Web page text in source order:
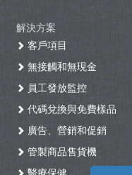
解決方案
客戶項目
無接觸和無現金
員工發放監控
代碼兌換與免費樣品
廣告、營銷和促銷
管製商品售貨機
醫療保健